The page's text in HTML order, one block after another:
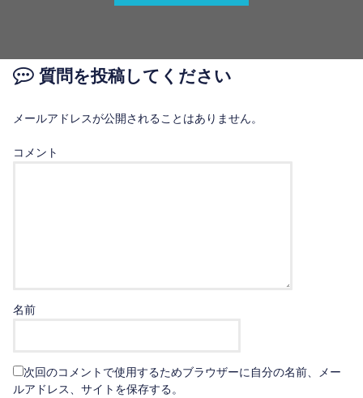
質問を投稿してください
メールアドレスが公開されることはありません。
コメント
名前
次回のコメントで使用するためブラウザーに自分の名前、メー
ルアドレス、サイトを保存する。